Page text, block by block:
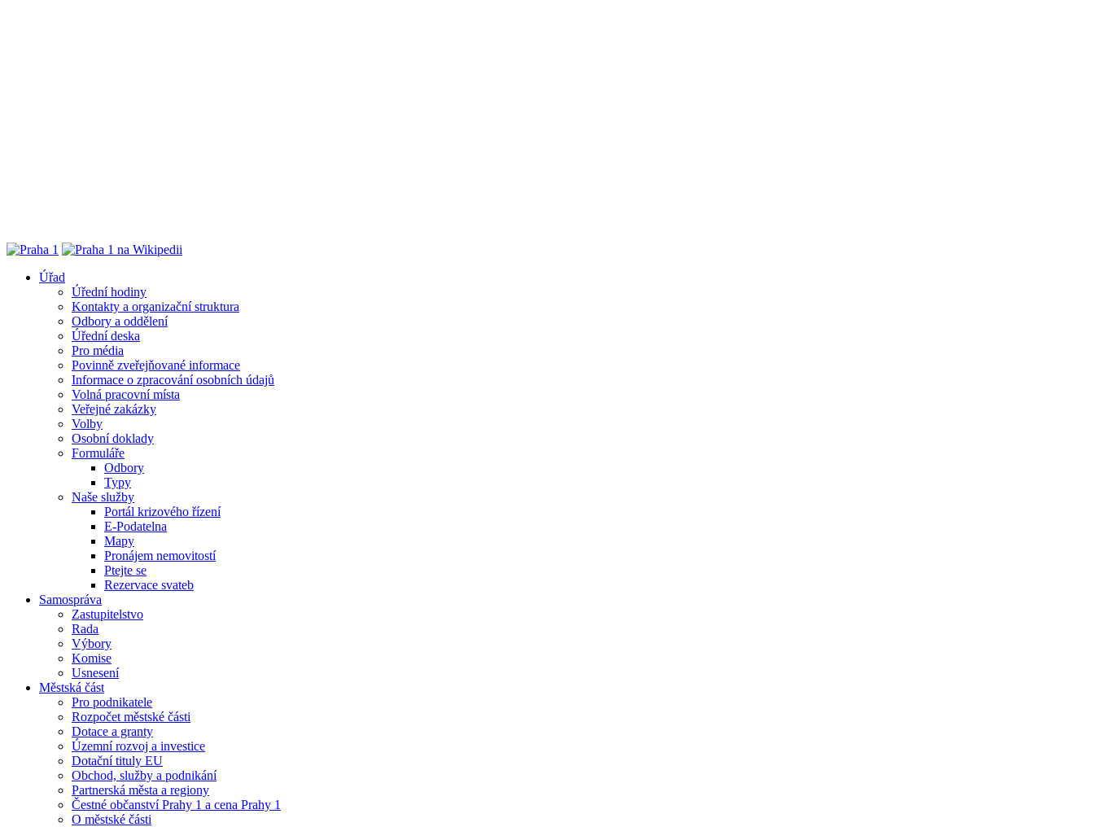
Úřad
Úřední hodiny
Kontakty a organizační struktura
Odbory a oddělení
Úřední deska
Pro média
Povinně zveřejňované informace
Informace o zpracování osobních údajů
Volná pracovní místa
Veřejné zakázky
Volby
Osobní doklady
Formuláře
Odbory
Typy
Naše služby
Portál krizového řízení
E-Podatelna
Mapy
Pronájem nemovitostí
Ptejte se
Rezervace svateb
Samospráva
Zastupitelstvo
Rada
Výbory
Komise
Usnesení
Městská část
Pro podnikatele
Rozpočet městské části
Dotace a granty
Územní rozvoj a investice
Dotační tituly EU
Obchod, služby a podnikání
Partnerská města a regiony
Čestné občanství Prahy 1 a cena Prahy 1
O městské části